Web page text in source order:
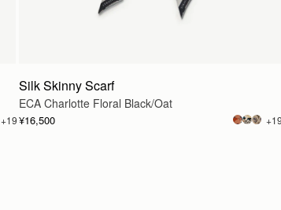
+19
Silk Skinny Scarf
ECA Charlotte Floral Black/Oat
¥16,500